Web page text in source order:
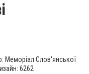
Меморіал Слов'янської
6262